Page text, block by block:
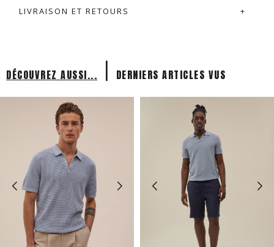
LIVRAISON ET RETOURS
DÉCOUVREZ AUSSI... | DERNIERS ARTICLES VUS